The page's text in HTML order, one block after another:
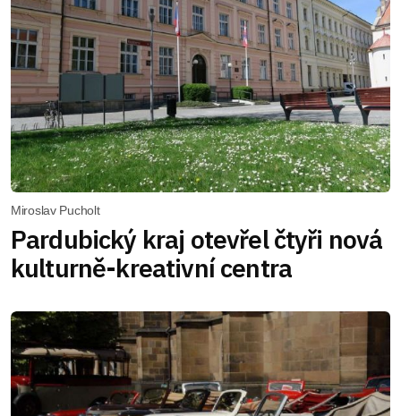
Miroslav Pucholt
Pardubický kraj otevřel čtyři nová
kulturně-kreativní centra